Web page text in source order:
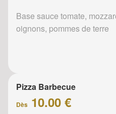
Base sauce tomate,
oignons, pommes de terre
Pizza Barbecue
Dès 10.00 €